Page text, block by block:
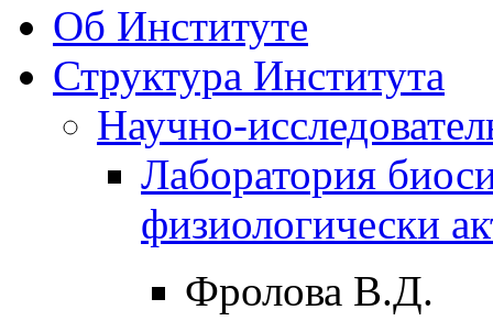
Об Институте
Структура Института
Научно-
Лаборатория
физиологически
Фролова В.Д.